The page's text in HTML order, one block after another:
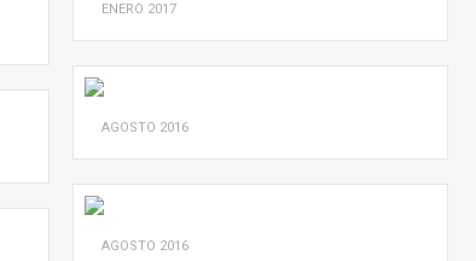
ENERO 2017
AGOSTO 2016
AGOSTO 2016